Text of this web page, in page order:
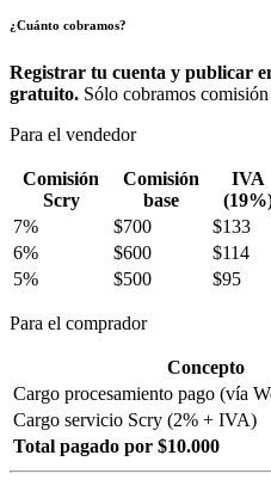
¿Cuánto cobramos?
Registrar tu cuenta y publicar
gratuito. Sólo cobramos
Para el vendedor
Comisión
Scry
Comisión
base
IVA
7%
$700 $133
6%
$600 $114
5%
$500 $95
Para el comprador
Concepto
Cargo procesamiento pago (vía
Cargo servicio Scry (2% + IVA)
Total pagado por $10.000